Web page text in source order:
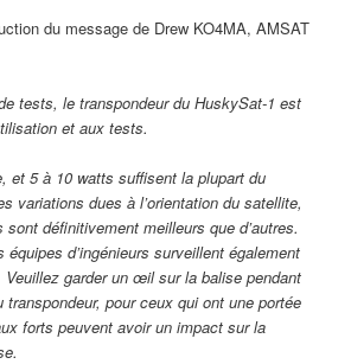
du message de Drew KO4MA, AMSAT
tests, le transpondeur du HuskySat-1 est
et aux tests.
et 5 à 10 watts suffisent la plupart du
variations dues à l’orientation du satellite,
définitivement meilleurs que d’autres.
d’ingénieurs surveillent également
Veuillez garder un œil sur la balise pendant
pour ceux qui ont une portée
forts peuvent avoir un impact sur la